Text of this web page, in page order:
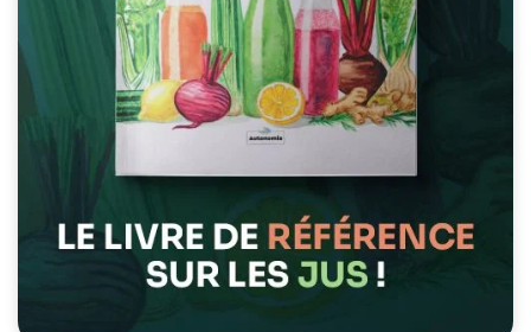
ces cookies,
certaines
fonctionnalités
disparaîtront
du site Web.
Marketing
En partageant
votre intérêt et
votre